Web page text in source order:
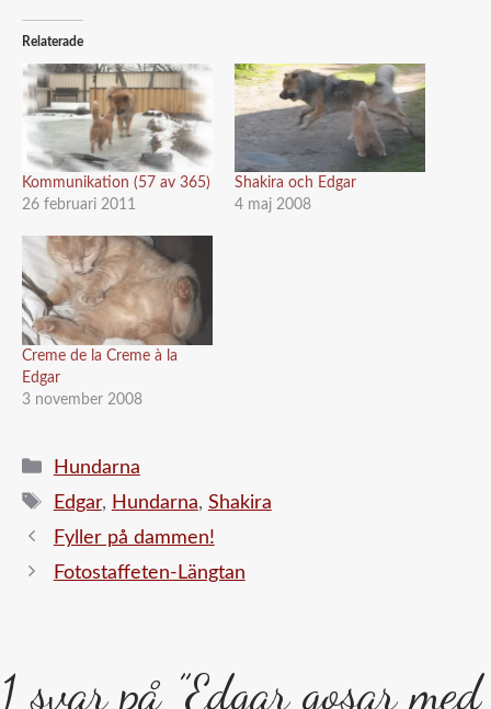
Relaterade
Kommunikation (57 av 365)
26 februari 2011
Shakira och Edgar
4 maj 2008
Creme de la Creme à la
Edgar
3 november 2008
Kategorier
Hundarna
Etiketter
Edgar, Hundarna, Shakira
Fyller på dammen!
Fotostaffeten-Längtan
1 svar på ”Edgar gosar med